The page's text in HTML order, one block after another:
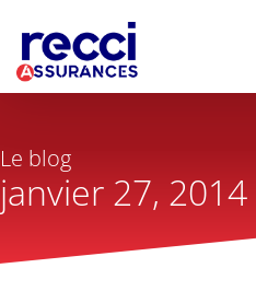
Le blog
janvier 27, 2014